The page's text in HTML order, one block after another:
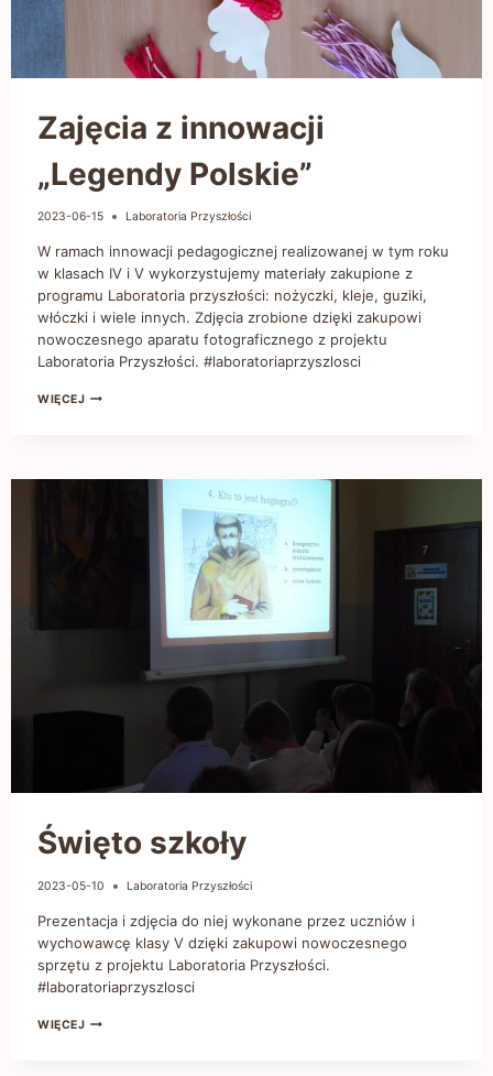
Zajęcia z innowacji
„Legendy Polskie”
2023-06-15 Laboratoria Przyszłości
W ramach innowacji pedagogicznej realizowanej w tym roku
w klasach IV i V wykorzystujemy materiały zakupione z
programu Laboratoria przyszłości: nożyczki, kleje, guziki,
włóczki i wiele innych. Zdjęcia zrobione dzięki zakupowi
nowoczesnego aparatu fotograficznego z projektu
Laboratoria Przyszłości. #laboratoriaprzyszlosci
WIĘCEJ
Święto szkoły
2023-05-10 Laboratoria Przyszłości
Prezentacja i zdjęcia do niej wykonane przez uczniów i
wychowawcę klasy V dzięki zakupowi nowoczesnego
sprzętu z projektu Laboratoria Przyszłości.
#laboratoriaprzyszlosci
WIĘCEJ